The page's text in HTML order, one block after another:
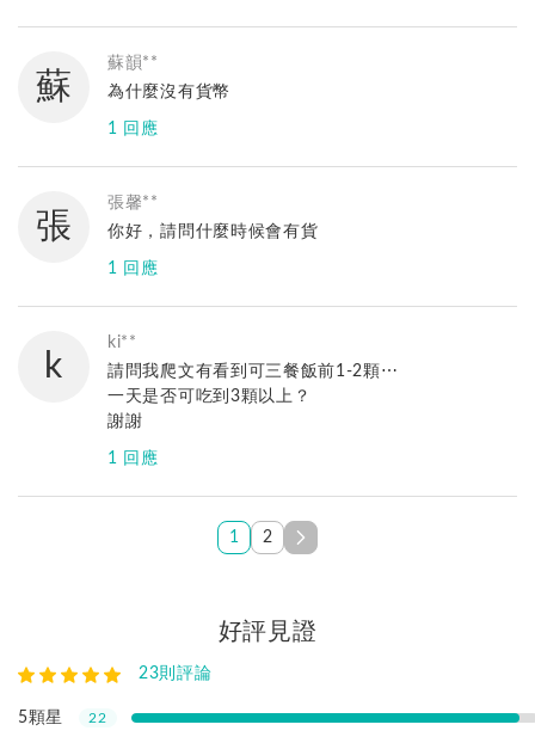
亞尼活力
您好，可以唷，但若爸爸有補充藥物請跟保健食品間
隔1~2小時，如需更詳細的諮詢歡迎使用FB私訊或
亞尼活力粉絲團私訊詢問→ http://iyanni.com/6c6p
蘇
蘇韻**
為什麼沒有貨幣
1 回應
亞尼活力
您好，不好意思因原物料短缺，目前暫時不會進貨，
如之後進貨將簡訊通知您哦！
唷！
張
張馨**
你好，請問什麼時候會有貨
1 回應
亞尼活力
您好，不好意思因原物料短缺，目前暫時不會進貨，
如之後進貨將簡訊通知您哦！
如有其他問題歡迎使用Line@諮詢，較能立即回覆您
唷！
k
ki**
請問我爬文有看到可三餐飯前1-2顆⋯
一天是否可吃到3顆以上？
謝謝
1 回應
亞尼活力
您好，因台灣食品法規，官網與瓶身上的使用建議為
維生素最低量，客服會針對您的狀況評估、建議食用
1 2
好評見證
23則評論
5顆星 22